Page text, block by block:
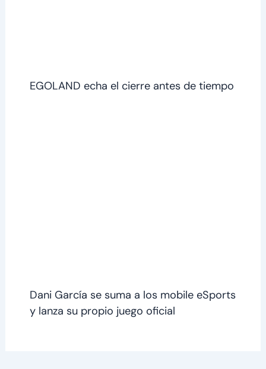
EGOLAND echa el cierre antes de tiempo
Dani García se suma a los mobile eSports
y lanza su propio juego oficial